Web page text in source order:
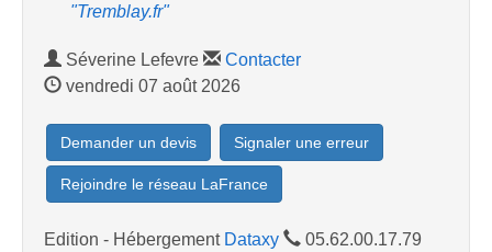
"Tremblay.fr"
Séverine Lefevre
Contacter
vendredi 07 août 2026
Demander un devis Signaler une erreur
Rejoindre le réseau LaFrance
Edition - Hébergement Dataxy
05.62.00.17.79